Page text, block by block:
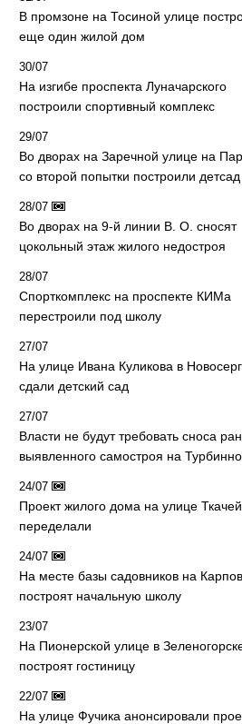
В промзоне на Тосиной улице
еще один жилой дом
30/07
На изгибе проспекта Луначарского
построили спортивный комплекс
29/07
Во дворах на Заречной улице на
со второй попытки построили детсад
28/07
Во дворах на 9-й линии В. О. сносят
цокольный этаж жилого недостроя
28/07
Спорткомплекс на проспекте КИМа
перестроили под школу
27/07
На улице Ивана Куликова в
сдали детский сад
27/07
Власти не будут требовать сноса
выявленного самостроя на
24/07
Проект жилого дома на улице Ткачей
переделали
24/07
На месте базы садовников на
построят начальную школу
23/07
На Пионерской улице в
построят гостиницу
22/07
На улице Фучика анонсировали